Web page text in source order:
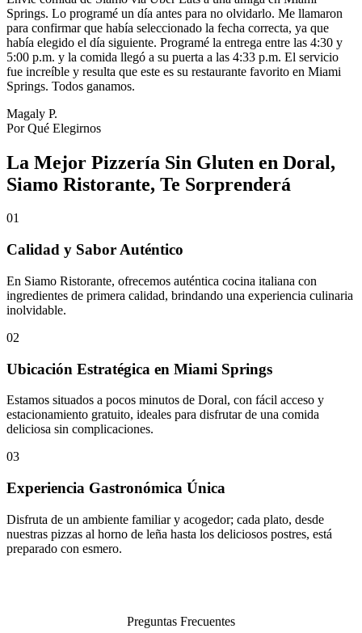
Springs. Lo programé un día antes para no olvidarlo. Me llamaron
para confirmar que había seleccionado la fecha correcta, ya que
había elegido el día siguiente. Programé la entrega entre las 4:30 y
5:00 p.m. y la comida llegó a su puerta a las 4:33 p.m. El servicio
fue increíble y resulta que este es su restaurante favorito en Miami
Springs. Todos ganamos.
Magaly P.
Por Qué Elegirnos
La Mejor Pizzería Sin Gluten en Doral,
Siamo Ristorante, Te Sorprenderá
01
Calidad y Sabor Auténtico
En Siamo Ristorante, ofrecemos auténtica cocina italiana con
ingredientes de primera calidad, brindando una experiencia culinaria
inolvidable.
02
Ubicación Estratégica en Miami Springs
Estamos situados a pocos minutos de Doral, con fácil acceso y
estacionamiento gratuito, ideales para disfrutar de una comida
deliciosa sin complicaciones.
03
Experiencia Gastronómica Única
Disfruta de un ambiente familiar y acogedor; cada plato, desde
nuestras pizzas al horno de leña hasta los deliciosos postres, está
preparado con esmero.
Preguntas Frecuentes